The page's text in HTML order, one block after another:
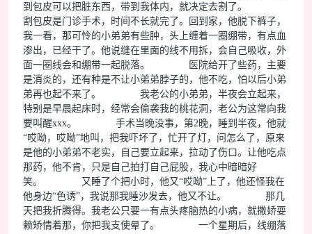
到包皮可以把脏东西，带到我体内，就决定去割了。
割包皮是门诊手术，时间不长就完了。回到家，他脱下裤子，
我一看，那可怜的小弟弟有些肿，头上缠着一圈绷带，有点血
渗出，已经干了。他说缝在里面的线不用拆，会自己吸收，外
面一圈线会和绷带一起脱落。 医院给开了些药，主要
是消炎的，还有种是不让小弟弟脖子的，他不吃，怕以后小弟
弟再也起不来了。 我老公的小弟弟，半夜会立起来，
特别是早晨起床时，经常会偷袭我的桃花洞，老公为这常向我
要叫醒xxx。 手术当晚没事，第2晚，睡到半夜，他就
“哎呦，哎呦”地叫，把我吓坏了，忙开了灯，问怎么了，原来
是他的小弟弟不老实，自己要立起来，拉动了伤口。让他吃点
那药，他不肯，只是自己拍打自己屁股，我心中暗暗好
笑。 又睡了个把小时，他又“哎呦”上了，他还怪我在
他身边“色诱”，我说那我睡沙发去，他又不让。 那几
天把我折腾得。我老公只要一有点头疼脑热的小病，就撒娇耍
赖矫情着那，你把我支使晕了。 一个星期后，线绷落